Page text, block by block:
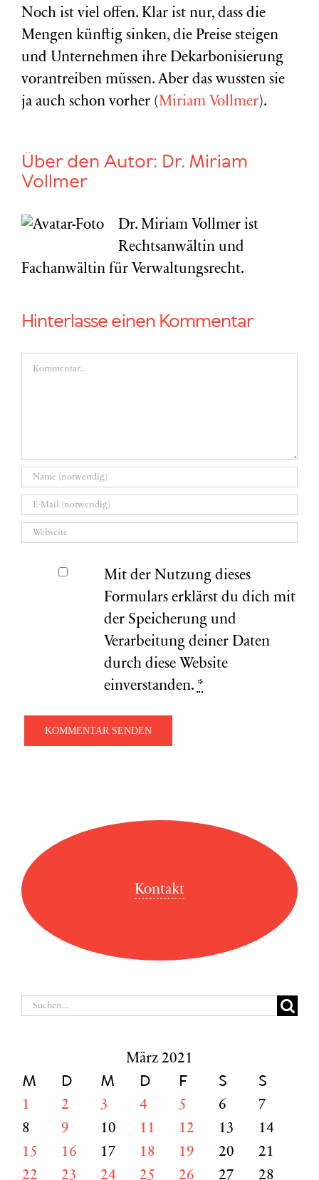
Noch ist viel offen. Klar ist nur, dass die
Mengen künftig sinken, die Preise steigen
und Unternehmen ihre Dekarbonisierung
vorantreiben müssen. Aber das wussten sie
ja auch schon vorher (Miriam Vollmer).
Über den Autor: Dr. Miriam
Vollmer
Dr. Miriam Vollmer ist
Rechtsanwältin und
Fachanwältin für Verwaltungsrecht.
Hinterlasse einen Kommentar
Kommentar
Mit der Nutzung dieses
Formulars erklärst du dich mit
der Speicherung und
Verarbeitung deiner Daten
durch diese Website
einverstanden. *
Kontakt
Suche
März 2021
M D M D F S S
1 2 3 4 5 6
7
8
9 10 11 12 13
14
15
16 17 18 19 20
21
22
23 24 25 26 27 28